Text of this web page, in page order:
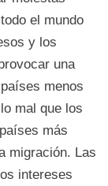
el mundo
y los
una
menos
mal que los
más
migración. Las
intereses